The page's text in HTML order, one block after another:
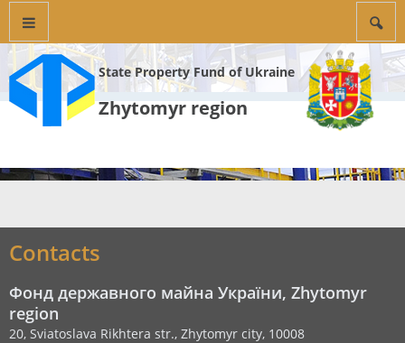
State Property Fund of Ukraine
Zhytomyr region
Contacts
Фонд державного майна України, Zhytomyr
region
20, Sviatoslava Rikhtera str., Zhytomyr city, 10008